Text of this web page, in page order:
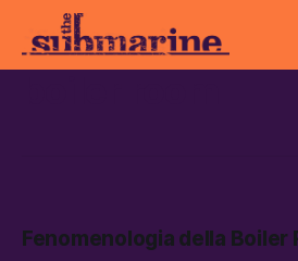
Fenomenologia della Boiler